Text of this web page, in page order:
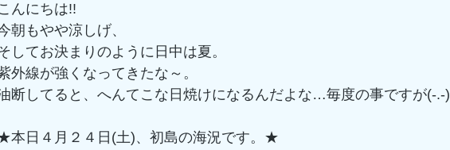
んにちは!!
朝もやや涼しげ、
してお決まりのように日中は夏。
外線が強くなってきたな～。
断してると、へんてこな日焼けになるんだよな…毎度の事ですが(-.-)
本日４月２４日(土)、初島の海況です。★